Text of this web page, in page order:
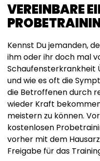
VEREINBARE
Kennst Du jemanden,
ihm oder ihr doch mal
Schaufensterkrankheit
und wie es oft die
die Betroffenen durch
wieder Kraft
meistern zu können.
kostenlosen
vorher mit dem
Freigabe für das